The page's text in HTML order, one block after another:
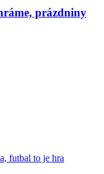
prázdniny